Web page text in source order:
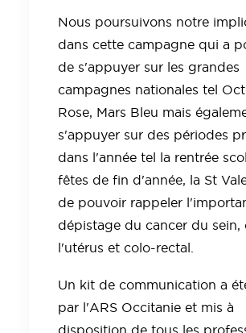
Nous poursuivons notre
dans cette campagne qui a
de s'appuyer sur les grandes
campagnes nationales tel
Rose, Mars Bleu mais
s'appuyer sur des périodes
dans l'année tel la rentrée
fêtes de fin d'année, la St
de pouvoir rappeler
dépistage du cancer du sein,
l'utérus et colo-rectal.
Un kit de communication a
par l'ARS Occitanie et mis à
disposition de tous les